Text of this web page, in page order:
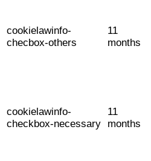
cookielawinfo-
checbox-others
11
months
cookielawinfo-
checkbox-necessary
11
months